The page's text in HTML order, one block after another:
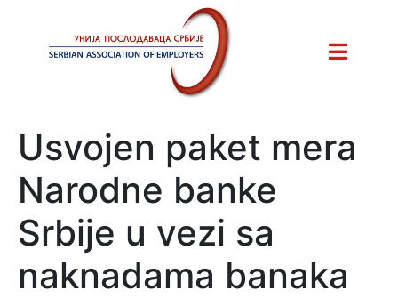
Usvojen paket mera
Narodne banke
Srbije u vezi sa
naknadama banaka